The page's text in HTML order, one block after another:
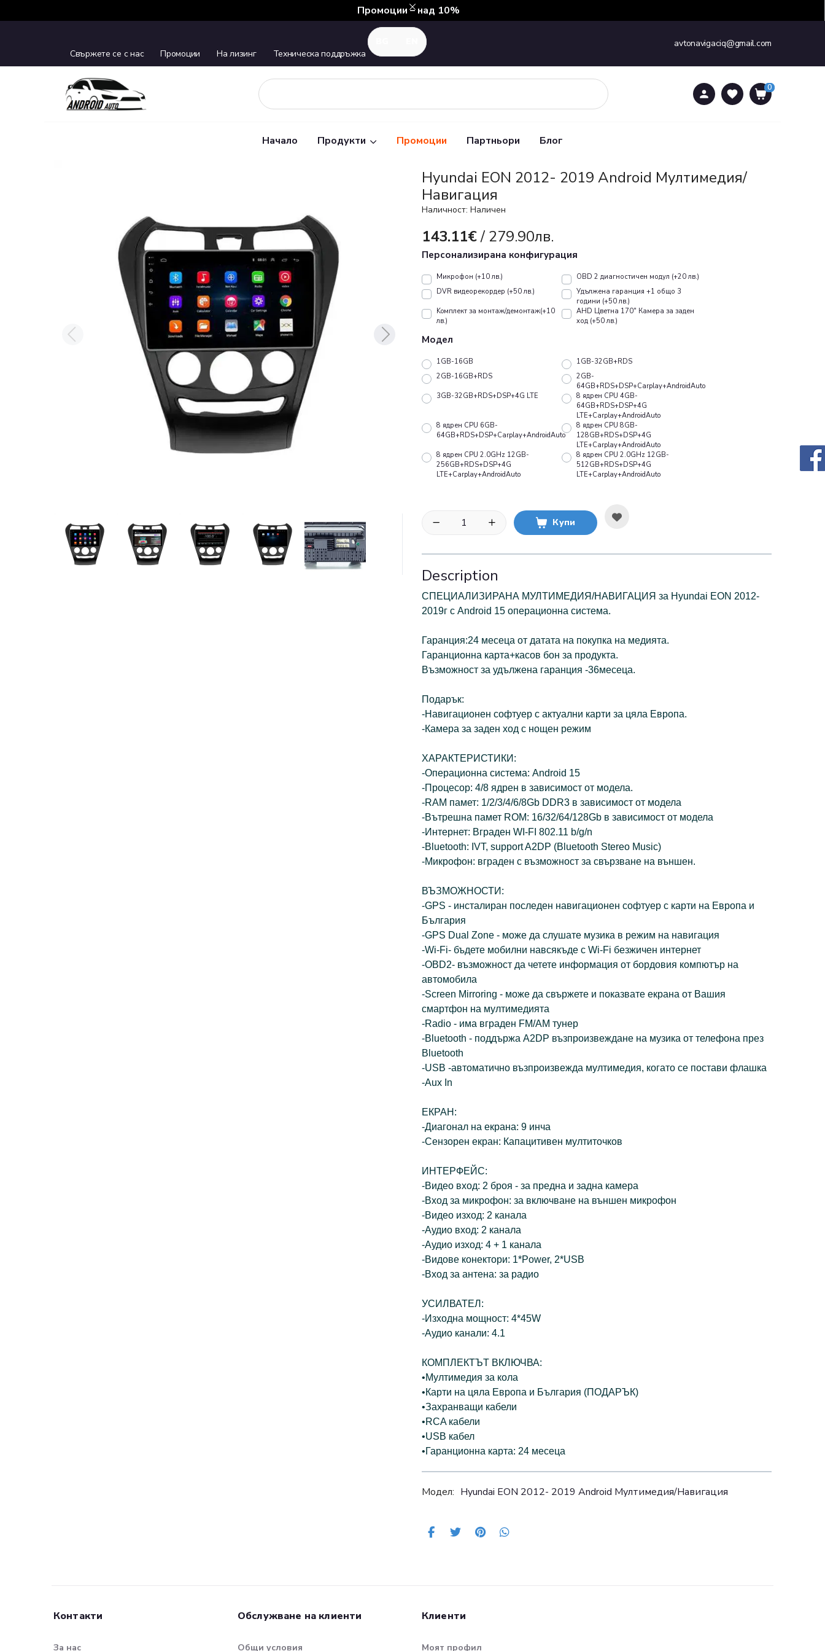
Промоции – над 10%
avtonavigaciq@gmail.com
Свържете се с нас
Промоции На лизинг Техническа поддръжка
0
0
Начало Продукти Промоции Партньори Блог
Hyundai EON 2012- 2019 Android Mултимедия/
Навигация
Наличност: Наличен
143.11€/ 279.90лв.
Персонализирана конфигурация
Микрофон (+10 лв.)
OBD 2 диагностичен модул (+20 лв.)
DVR видеорекордер (+50 лв.)
Удължена гаранция +1 общо 3
години (+50 лв.)
Koмплект за монтаж/демонтаж(+10
лв.)
AHD Цветна 170" Камера за заден
ход (+50 лв.)
Модел
1GB-16GB
1GB-32GB+RDS
2GB-16GB+RDS
2GB-
64GB+RDS+DSP+Carplay+AndroidAuto
3GB-32GB+RDS+DSP+4G LTE
8 ядрен CPU 4GB-
64GB+RDS+DSP+4G
LTE+Carplay+AndroidAuto
8 ядрен CPU 6GB-
64GB+RDS+DSP+Carplay+AndroidAuto
8 ядрен CPU 8GB-
128GB+RDS+DSP+4G
LTE+Carplay+AndroidAuto
8 ядрен CPU 2.0GHz 12GB-
256GB+RDS+DSP+4G
LTE+Carplay+AndroidAuto
8 ядрен CPU 2.0GHz 12GB-
512GB+RDS+DSP+4G
LTE+Carplay+AndroidAuto
Купи
Description
СПЕЦИАЛИЗИРАНА МУЛТИМЕДИЯ/НАВИГАЦИЯ за Hyundai EON 2012-
2019г с Android 15 операционна система.
Гаранция:24 месеца от датата на покупка на медията.
Гаранционна карта+касов бон за продукта.
Възможност за удължена гаранция -36месеца.
Подарък:
-Навигационен софтуер с актуални карти за цяла Европа.
-Камера за заден ход с нощен режим
ХАРАКТЕРИСТИКИ:
-Операционна система: Android 15
-Процесор: 4/8 ядрен в зависимост от модела.
-RAM памет: 1/2/3/4/6/8Gb DDR3 в зависимост от модела
-Вътрешна памет ROM: 16/32/64/128Gb в зависимост от модела
-Интернет: Вграден WI-FI 802.11 b/g/n
-Bluetooth: IVT, support A2DP (Bluetooth Stereo Music)
-Микрофон: вграден с възможност за свързване на външен.
ВЪЗМОЖНОСТИ:
-GPS - инсталиран последен навигационен софтуер с карти на Европа и
България
-GPS Dual Zone - може да слушате музика в режим на навигация
-Wi-Fi- бъдете мобилни навсякъде с Wi-Fi безжичен интернет
-OBD2- възможност да четете информация от бордовия компютър на
автомобила
-Screen Mirroring - може да свържете и показвате екрана от Вашия
смартфон на мултимедията
-Radio - има вграден FM/AM тунер
-Bluetooth - поддържа A2DP възпроизвеждане на музика от телефона през
Bluetooth
-USB -автоматично възпроизвежда мултимедия, когато се постави флашка
-Aux In
ЕКРАН:
-Диагонал на екрана: 9 инча
-Сензорен екран: Капацитивен мултиточков
ИНТЕРФЕЙС:
-Видео вход: 2 броя - за предна и задна камера
-Вход за микрофон: за включване на външен микрофон
-Видео изход: 2 канала
-Аудио вход: 2 канала
-Аудио изход: 4 + 1 канала
-Видове конектори: 1*Power, 2*USB
-Вход за антена: за радио
УСИЛВАТЕЛ:
-Изходна мощност: 4*45W
-Аудио канали: 4.1
КОМПЛЕКТЪТ ВКЛЮЧВА:
•Мултимедия за кола
•Карти на цяла Европа и България (ПОДАРЪК)
•Захранващи кабели
•RCA кабели
•USB кабел
•Гаранционна карта: 24 месеца
Модел: Hyundai EON 2012- 2019 Android Mултимедия/Навигация
Контакти
За нас
Обслужване на клиенти
Общи условия
Клиенти
Моят профил